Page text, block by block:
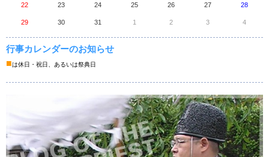
22 23 24 25 26 27 28
29 30 31 1 2 3 4
行事カレンダーのお知らせ
■は休日・祝日、あるいは祭典日